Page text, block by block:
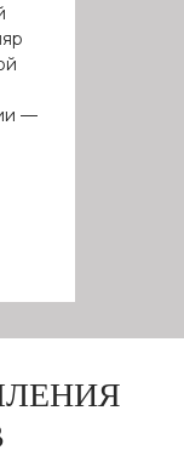
—